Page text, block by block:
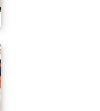
2026/01/07會考誓師活